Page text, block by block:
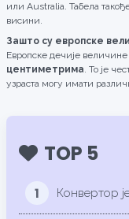
или Australia. Табела
висини.
Зашто су европске
Европске дечије
центиметрима. То је
узраста могу имати
TOP 5
1 Конвертор